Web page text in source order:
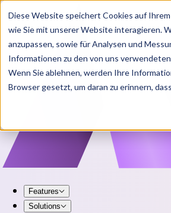
Diese Website speichert Cookies auf
wie Sie mit unserer Website interagieren.
anzupassen, sowie für Analysen und
Informationen zu den von uns
Wenn Sie ablehnen, werden Ihre
Browser gesetzt, um daran zu erinnern,
Features
Solutions